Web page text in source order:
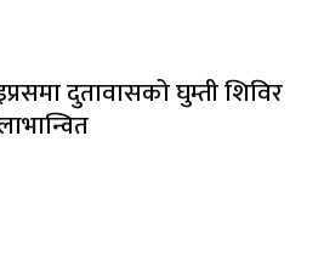
दुतावासको घुम्ती शिविर